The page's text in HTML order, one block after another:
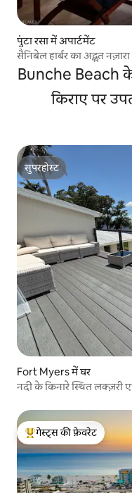
पुंटा रसा में अपार्टमेंट
सैनिबेल हार्बर का अद्भुत नज़ारा
Bunche Beach के
किराए पर
सुपरहोस्ट
सुपरहोस्ट
Fort Myers में घर
नदी के किनारे स्थित
गेस्ट्स का टॉप फ़ेवरेट
गेस्ट्स की फ़ेवरेट